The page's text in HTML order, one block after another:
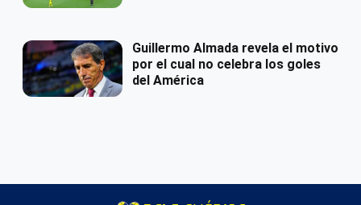
Guillermo Almada revela el motivo
por el cual no celebra los goles
del América